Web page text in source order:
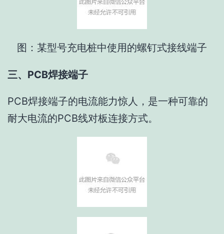
图：某型号充电桩中使用的螺钉式接线端子
三、PCB焊接端子
PCB焊接端子的电流能力惊人，是一种可靠的
耐大电流的PCB线对板连接方式。